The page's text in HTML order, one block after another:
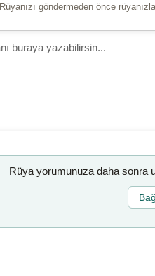
Rüyanızı göndermeden önce
Rüya yorumunuza daha sonra